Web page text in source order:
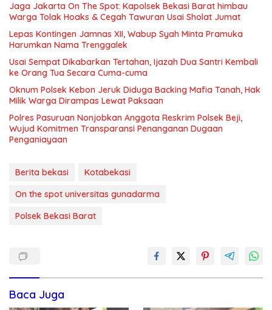
Jaga Jakarta On The Spot: Kapolsek Bekasi Barat himbau
Warga Tolak Hoaks & Cegah Tawuran Usai Sholat Jumat
Lepas Kontingen Jamnas XII, Wabup Syah Minta Pramuka
Harumkan Nama Trenggalek
Usai Sempat Dikabarkan Tertahan, Ijazah Dua Santri Kembali
ke Orang Tua Secara Cuma-cuma
Oknum Polsek Kebon Jeruk Diduga Backing Mafia Tanah, Hak
Milik Warga Dirampas Lewat Paksaan
Polres Pasuruan Nonjobkan Anggota Reskrim Polsek Beji,
Wujud Komitmen Transparansi Penanganan Dugaan
Penganiayaan
Berita bekasi
Kotabekasi
On the spot universitas gunadarma
Polsek Bekasi Barat
Baca Juga